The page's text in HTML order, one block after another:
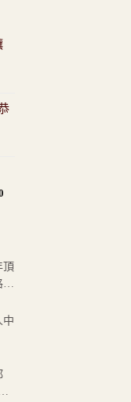
價
到
NT$1,300
頂
中